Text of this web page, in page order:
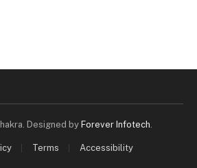
Designed by Forever Infotech.
Terms Accessibility